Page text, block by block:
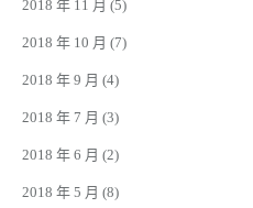
2018 年 11 月 (5)
2018 年 10 月 (7)
2018 年 9 月 (4)
2018 年 7 月 (3)
2018 年 6 月 (2)
2018 年 5 月 (8)